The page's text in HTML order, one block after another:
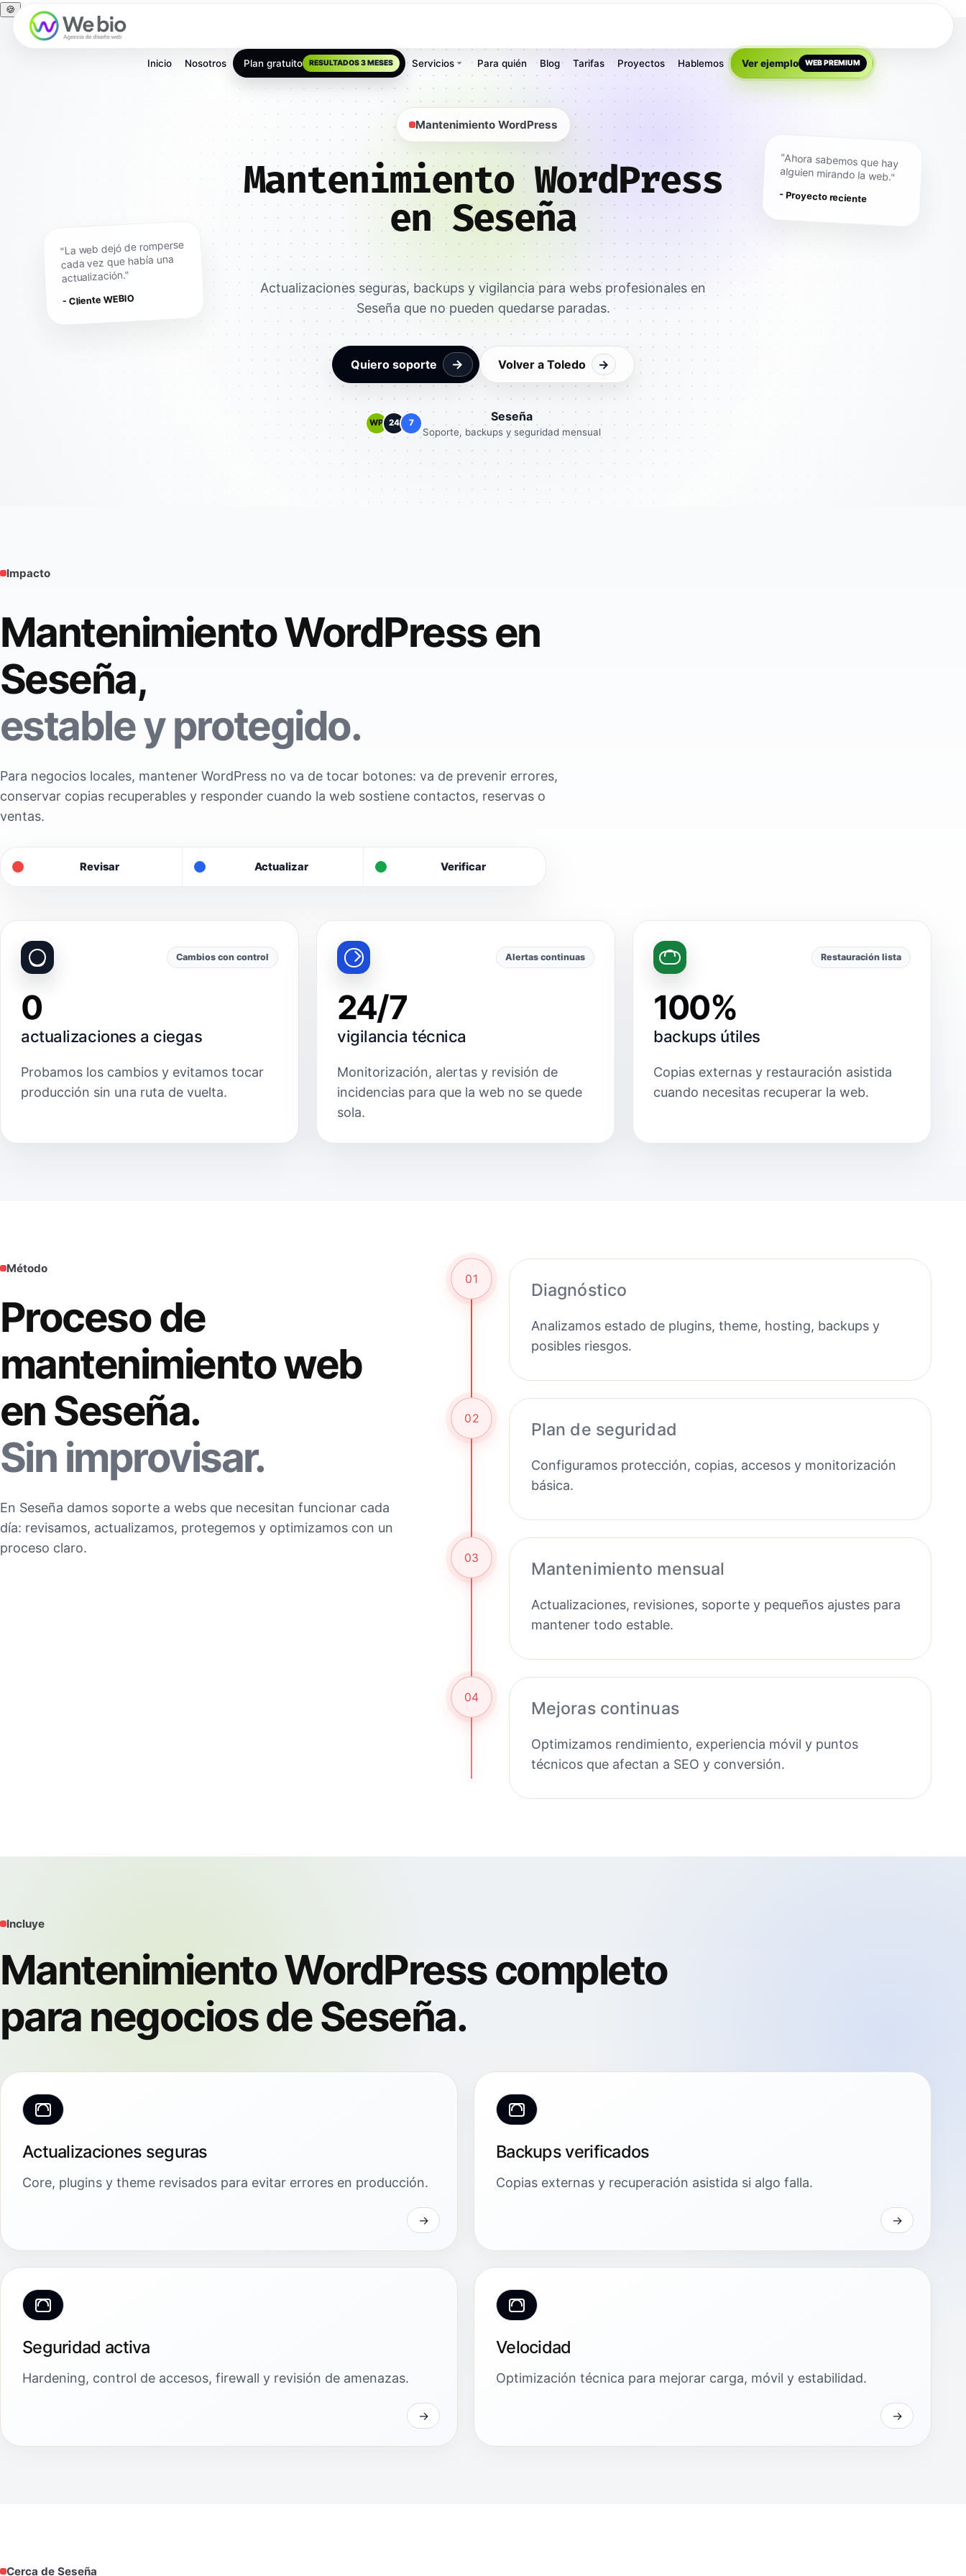
🍪
Inicio Nosotros Plan gratuito RESULTADOS 3 MESES Servicios Para quién Blog Tarifas Proyectos Hablemos Ver ejemplo WEB PREMIUM
"La web dejó de romperse
cada vez que había una
actualización."
- Cliente WEBIO
Mantenimiento WordPress
Mantenimiento WordPress
en Seseña
Actualizaciones seguras, backups y vigilancia para webs profesionales en
Seseña que no pueden quedarse paradas.
Quiero soporte → Volver a Toledo →
WP 24 7 Seseña
Soporte, backups y seguridad mensual
"Ahora sabemos que hay
alguien mirando la web."
- Proyecto reciente
Impacto
Mantenimiento WordPress en
Seseña,
estable y protegido.
Para negocios locales, mantener WordPress no va de tocar botones: va de prevenir errores,
conservar copias recuperables y responder cuando la web sostiene contactos, reservas o
ventas.
Revisar Actualizar Verificar
Cambios con control
0
actualizaciones a ciegas
Probamos los cambios y evitamos tocar
producción sin una ruta de vuelta.
Alertas continuas
24/7
vigilancia técnica
Monitorización, alertas y revisión de
incidencias para que la web no se quede
sola.
Restauración lista
100%
backups útiles
Copias externas y restauración asistida
cuando necesitas recuperar la web.
Método
Proceso de
mantenimiento web
en Seseña.
Sin improvisar.
En Seseña damos soporte a webs que necesitan funcionar cada
día: revisamos, actualizamos, protegemos y optimizamos con un
proceso claro.
01
Diagnóstico
Analizamos estado de plugins, theme, hosting, backups y
posibles riesgos.
02
Plan de seguridad
Configuramos protección, copias, accesos y monitorización
básica.
03
Mantenimiento mensual
Actualizaciones, revisiones, soporte y pequeños ajustes para
mantener todo estable.
04
Mejoras continuas
Optimizamos rendimiento, experiencia móvil y puntos
técnicos que afectan a SEO y conversión.
Incluye
Mantenimiento WordPress completo
para negocios de Seseña.
Actualizaciones seguras
Core, plugins y theme revisados para evitar errores en producción.
Backups verificados
Copias externas y recuperación asistida si algo falla.
Seguridad activa
Hardening, control de accesos, firewall y revisión de amenazas.
Velocidad
Optimización técnica para mejorar carga, móvil y estabilidad.
Cerca de Seseña